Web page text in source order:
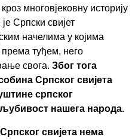
многовјековну историју
Српски свијет
начелима у којима
према туђем, него
свога. Због тога
Српског свијета
српског
нашега народа.
Српског свијета нема